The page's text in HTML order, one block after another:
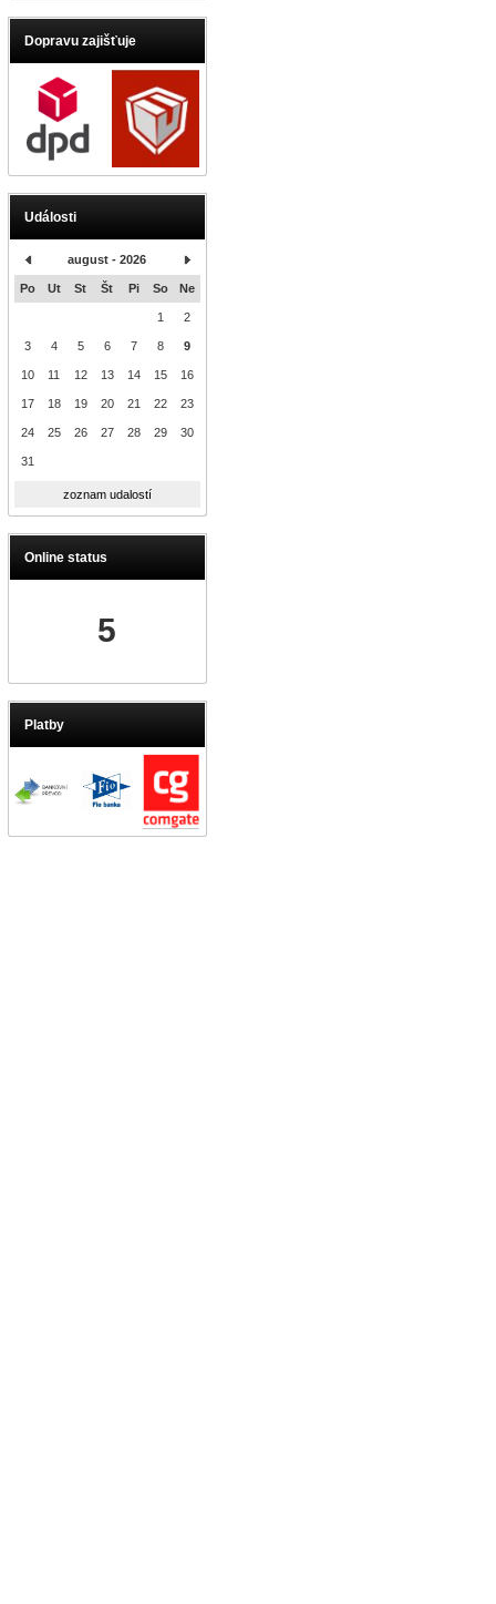
Dopravu zajišťuje
Události
august - 2026
Po Ut St Št Pi So Ne
1 2
3 4 5 6 7 8 9
10 11 12 13 14 15 16
17 18 19 20 21 22 23
24 25 26 27 28 29 30
31
zoznam udalostí
Online status
5
Platby